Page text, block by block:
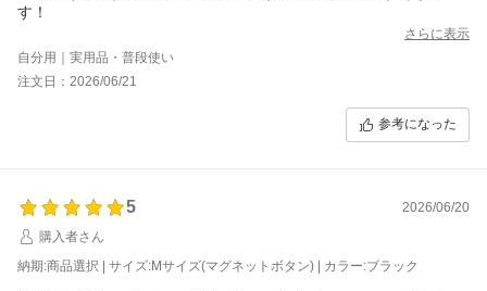
す！
さらに表示
自分用｜実用品・普段使い
注文日：2026/06/21
参考になった
5
2026/06/20
購入者さん
納期:商品選択 | サイズ:Mサイズ(マグネットボタン) | カラー:ブラック